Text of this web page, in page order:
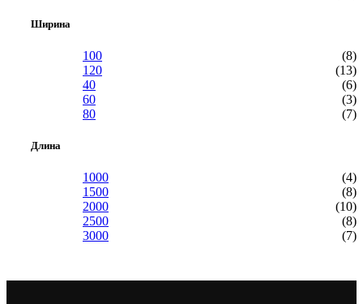
Ширина
100
(8)
120
(13)
40
(6)
60
(3)
80
(7)
Длина
1000
(4)
1500
(8)
2000
(10)
2500
(8)
3000
(7)